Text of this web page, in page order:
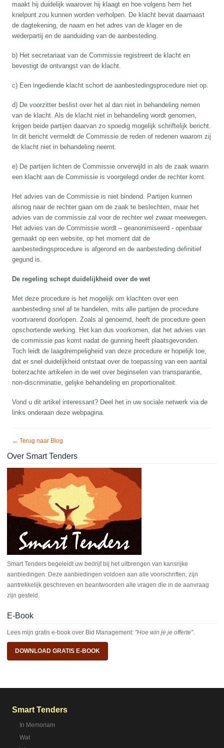
maakt hij duidelijk waarover hij klaagt en hoe volgens hem het
knelpunt zou kunnen worden verholpen. De klacht bevat daarnaast
de dagtekening, de naam en het adres van de klager en de
wederpartij en de aanduiding van de aanbesteding.
b) Het secretariaat van de Commissie registreert de klacht en
bevestigt de ontvangst van de klacht.
c) Een ingediende klacht schort de aanbestedingsprocedure niet op.
d) De voorzitter beslist over het al dan niet in behandeling nemen
van de klacht. Als de klacht niet in behandeling wordt genomen,
krijgen beide partijen daarvan zo spoedig mogelijk schriftelijk bericht.
In dit bericht vermeldt de Commissie de reden of redenen waarom zij
de klacht niet in behandeling neemt.
e) De partijen lichten de Commissie onverwijld in als de zaak waarin
een klacht aan de Commissie is voorgelegd onder de rechter komt.
Het advies van de Commissie is niet bindend. Partijen kunnen
alsnog naar de rechter gaan om de zaak te beslechten, maar het
advies van de commissie zal voor de rechter wel zwaar meewegen.
Het advies van de Commissie wordt – geanonimiseerd - openbaar
gemaakt op een website, op het moment dat de
aanbestedingsprocedure is afgerond en de aanbesteding definitief
gegund is.
De regeling schept duidelijkheid over de wet
Met deze procedure is het mogelijk om klachten over een
aanbesteding snel af te handelen, mits alle partijen de procedure
voortvarend doorlopen. Zoals al genoemd, heeft de procedure geen
opschortende werking. Het kan dus voorkomen, dat het advies van
de commissie pas komt nadat de gunning heeft plaatsgevonden.
Toch leidt de laagdrempeligheid van deze procedure er hopelijk toe,
dat er snel duidelijkheid ontstaat over de toepassing van een aantal
boterzachte artikelen in de wet over beginselen van transparantie,
non-discriminatie, gelijke behandeling en proportionaliteit.
Vond u dit artikel interessant? Deel het in uw sociale netwerk via de
links onderaan deze webpagina.
← Terug naar Blog
Over Smart Tenders
Smart Tenders begeleidt uw bedrijf bij het uitbrengen van kansrijke
aanbiedingen. Deze aanbiedingen voldoen aan alle voorschriften, zijn
aantrekkelijk geschreven en beantwoorden alle vragen die in de aanvraag
zijn gesteld.
E-Book
Lees mijn gratis e-book over Bid Management: "Hoe win je je offerte".
DOWNLOAD GRATIS E-BOOK
Smart Tenders
In Memoriam
Wat